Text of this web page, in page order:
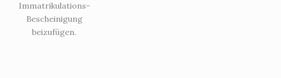
Immatrikulations-
Bescheinigung
beizufügen.